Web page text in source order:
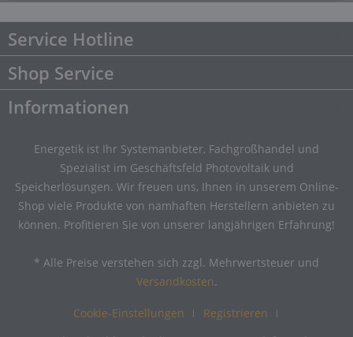
Service Hotline
Shop Service
Informationen
Energetik ist Ihr Systemanbieter, Fachgroßhandel und
Spezialist im Geschäftsfeld Photovoltaik und
Speicherlösungen. Wir freuen uns, Ihnen in unserem Online-
Shop viele Produkte von namhaften Herstellern anbieten zu
können. Profitieren Sie von unserer langjährigen Erfahrung!
* Alle Preise verstehen sich zzgl. Mehrwertsteuer und
Versandkosten.
Cookie-Einstellungen
Registrieren